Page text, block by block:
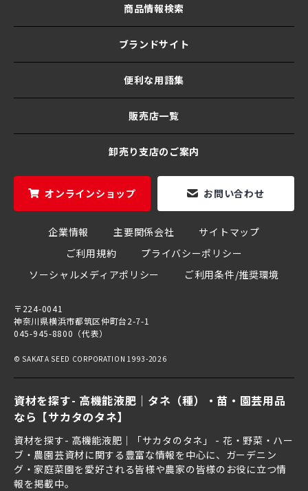
資材を探す- 高機能液肥｜タネ（種）・苗・園芸用品
なら【サカタのタネ】
資材を探す- 高機能液肥｜「サカタのタネ」 - 花・野菜・ハー
ブ・農園芸資材に関する豊富な情報を中心に、ガーデニン
グ・家庭菜園を愛好される皆様や農家の皆様のお役に立つ情
報を掲載中。
商品情報検索
ブランドサイト
便利な用語集
販売店一覧
卸売り支店のご案内
オンラインショップ お問い合わせ
企業情報 主要関係会社
サイトマップ
ご利用規約
プライバシーポリシー
ソーシャルメディアポリシー
ご利用条件/推奨環境
〒224-0041
神奈川県横浜市都筑区仲町台2-7-1
045-945-8800（代表）
© SAKATA SEED CORPORATION 1993-2026